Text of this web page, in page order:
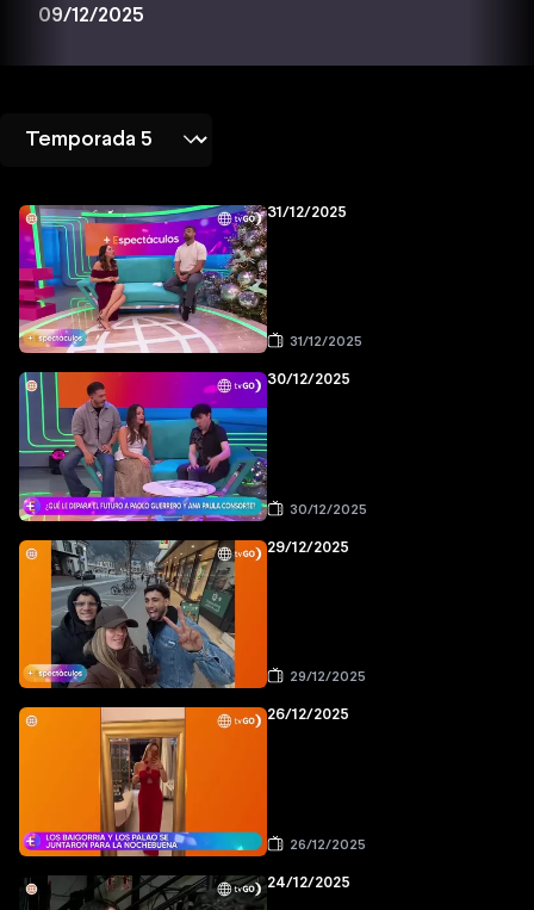
09/12/2025
31/12/2025
31/12/2025
30/12/2025
30/12/2025
29/12/2025
29/12/2025
26/12/2025
26/12/2025
24/12/2025